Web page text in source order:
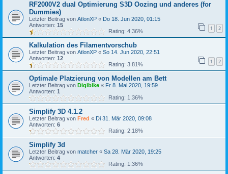
RF2000V2 dual Optimierung S3D Oozing und anderes (for
Dummies)
Letzter Beitrag von AtlonXP « Do 18. Jun 2020, 01:15
Antworten: 15 1 2
Rating: 4.36%
Kalkulation des Filamentvorschub
Letzter Beitrag von AtlonXP « So 14. Jun 2020, 22:51
Antworten: 12 1 2
Rating: 3.81%
Optimale Platzierung von Modellen am Bett
Letzter Beitrag von Digibike « Fr 8. Mai 2020, 19:59
Antworten: 1
Rating: 1.36%
Simplify 3D 4.1.2
Letzter Beitrag von Fred « Di 31. Mär 2020, 09:08
Antworten: 6
Rating: 2.18%
Simplify 3d
Letzter Beitrag von matcher « Sa 28. Mär 2020, 19:25
Antworten: 4
Rating: 1.36%